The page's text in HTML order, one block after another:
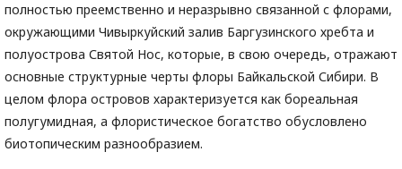
полностью преемственно и неразрывно связанной с флорами,
окружающими Чивыркуйский залив Баргузинского хребта и
полуострова Святой Нос, которые, в свою очередь, отражают
основные структурные черты флоры Байкальской Сибири. В
целом флора островов характеризуется как бореальная
полугумидная, а флористическое богатство обусловлено
биотопическим разнообразием.